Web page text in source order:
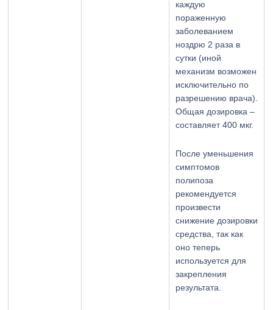
каждую
пораженную
заболеванием
ноздрю 2 раза в
сутки (иной
механизм возможен
исключительно по
разрешению врача).
Общая дозировка –
составляет 400 мкг.
После уменьшения
симптомов
полипоза
рекомендуется
произвести
снижение дозировки
средства, так как
оно теперь
используется для
закрепления
результата.